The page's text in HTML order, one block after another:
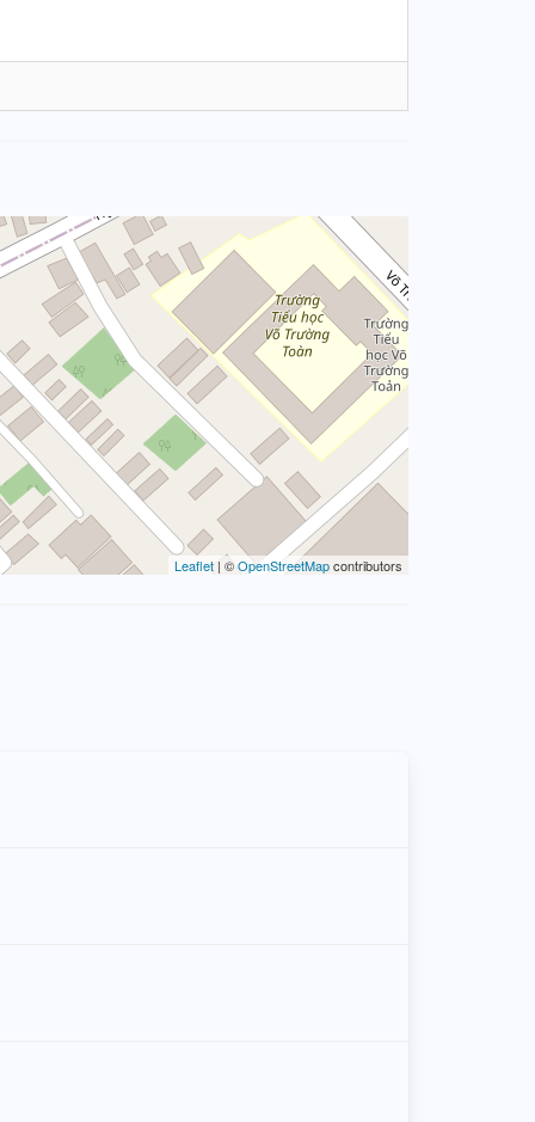
Leaflet | ©OpenStreetMapcontributors